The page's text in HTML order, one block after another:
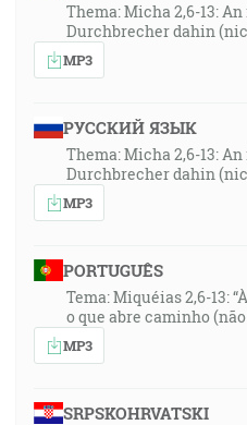
Thema: Micha 2,6-13:
Durchbrecher dahin
MP3
РУССКИЙ ЯЗЫК
Thema: Micha 2,6-13:
Durchbrecher dahin
MP3
PORTUGUÊS
Tema: Miquéias 2,6-13:
o que abre caminho
MP3
SRPSKOHRVATSKI